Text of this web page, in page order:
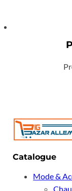
Catalogue
Mode &